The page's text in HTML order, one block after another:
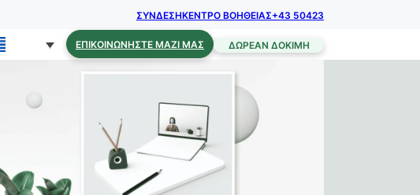
ΣΥΝΔΕΣΗΚΕΝΤΡΟ ΒΟΗΘΕΙΑΣ+43 50423
ΕΠΙΚΟΙΝΩΝΉΣΤΕ ΜΑΖΊ ΜΑΣ ΔΩΡΕΆΝ ΔΟΚΙΜΉ